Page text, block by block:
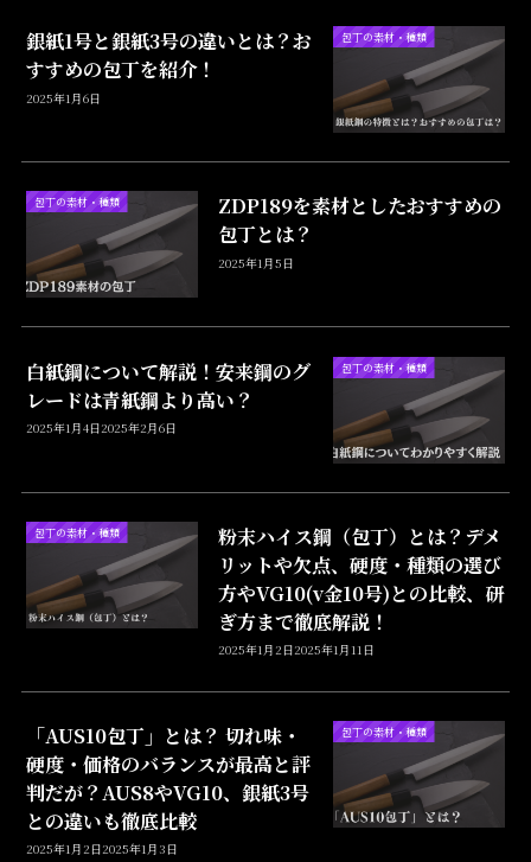
包丁の素材・種類
銀紙1号と銀紙3号の違いとは？お
すすめの包丁を紹介！
2025年1月6日
包丁の素材・種類
ZDP189を素材としたおすすめの
包丁とは？
2025年1月5日
包丁の素材・種類
白紙鋼について解説！安来鋼のグ
レードは青紙鋼より高い？
2025年1月4日2025年2月6日
包丁の素材・種類
粉末ハイス鋼（包丁）とは？デメ
リットや欠点、硬度・種類の選び
方やVG10(v金10号)との比較、研
ぎ方まで徹底解説！
2025年1月2日2025年1月11日
包丁の素材・種類
「AUS10包丁」とは？ 切れ味・
硬度・価格のバランスが最高と評
判だが？AUS8やVG10、銀紙3号
との違いも徹底比較
2025年1月2日2025年1月3日